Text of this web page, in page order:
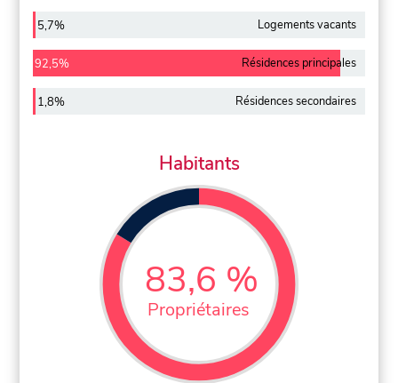
5,7% Logements vacants
92,5% Résidences principales
1,8% Résidences secondaires
Habitants
83,6 %
Propriétaires